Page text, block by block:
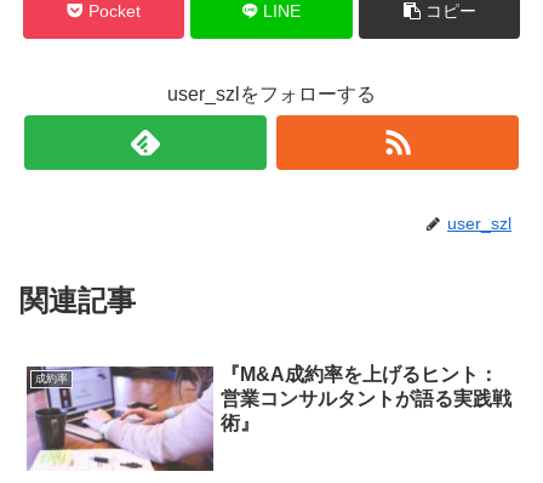
Pocket LINE コピー
user_szlをフォローする
user_szl
関連記事
成約率
『M&A成約率を上げるヒント：
営業コンサルタントが語る実践戦
術』